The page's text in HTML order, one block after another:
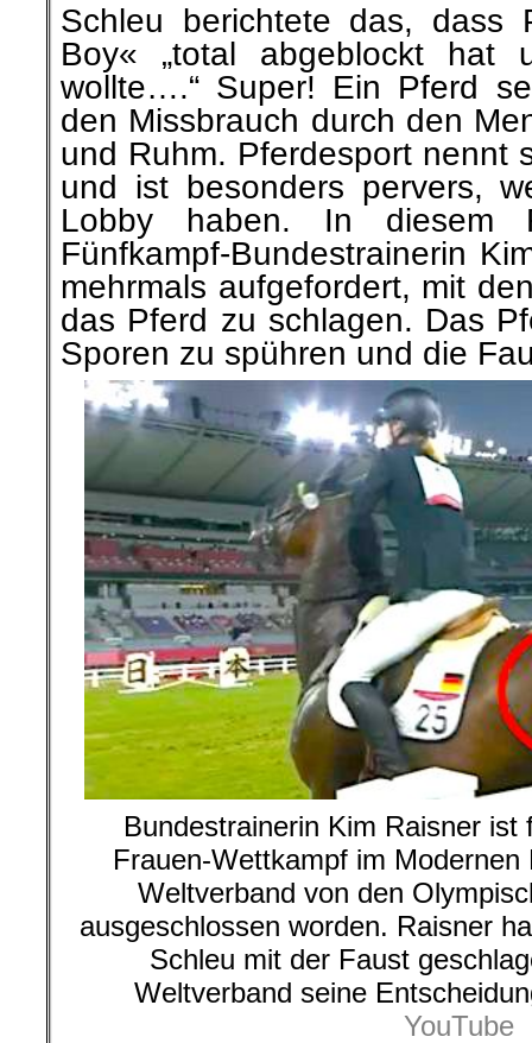
Schleu berichtete das, dass
Boy« „total abgeblockt hat
wollte….“ Super! Ein Pferd
den Missbrauch durch den
und Ruhm. Pferdesport nennt
und ist besonders pervers,
Lobby haben. In
Fünfkampf-Bundestrainerin
mehrmals aufgefordert, mit
das Pferd zu schlagen. Das
Sporen zu spühren und die
Bundestrainerin Kim Raisner ist
Frauen-Wettkampf im
Weltverband von den
ausgeschlossen worden. Raisner
Schleu mit der Faust
Weltverband seine
YouTube